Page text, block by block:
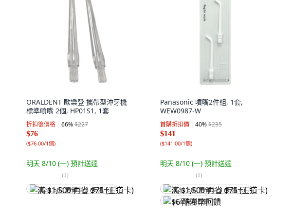
ORALDENT 歐樂登 攜帶型沖牙機
標準噴嘴 2個, HP01S1, 1套
折扣後價格 66%$227
$76
($76.00/1個)
明天 8/10 (一) 預計送達
(1)
满 $1,500 再省 $75 (王道卡)
Panasonic 噴嘴2件組, 1套,
WEW0987-W
首購折扣價 40%$235
$141
($141.00/1個)
明天 8/10 (一) 預計送達
(1)
满 $1,500 再省 $75 (王道卡)
$6 酷澎幣回饋